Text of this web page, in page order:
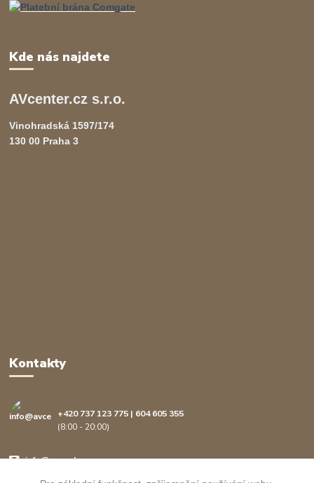
Kde nás najdete
AVcenter.cz s.r.o.
Vinohradská 1597/174
130 00 Praha 3
Kontakty
+420 737 123 775 | 604 605 355
(8:00 - 20:00)
info@avcenter.cz